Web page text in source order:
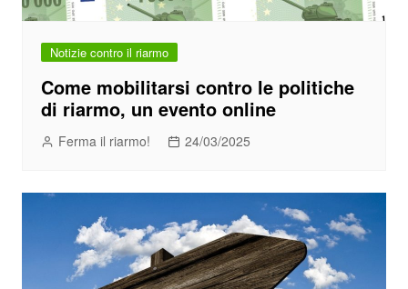
Notizie contro il riarmo
Come mobilitarsi contro le politiche
di riarmo, un evento online
Ferma il riarmo! 24/03/2025